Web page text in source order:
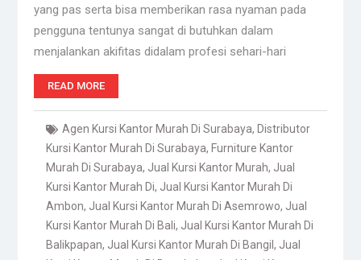
yang pas serta bisa memberikan rasa nyaman pada
pengguna tentunya sangat di butuhkan dalam
menjalankan akifitas didalam profesi sehari-hari
READ MORE
Agen Kursi Kantor Murah Di Surabaya, Distributor
Kursi Kantor Murah Di Surabaya, Furniture Kantor
Murah Di Surabaya, Jual Kursi Kantor Murah, Jual
Kursi Kantor Murah Di, Jual Kursi Kantor Murah Di
Ambon, Jual Kursi Kantor Murah Di Asemrowo, Jual
Kursi Kantor Murah Di Bali, Jual Kursi Kantor Murah Di
Balikpapan, Jual Kursi Kantor Murah Di Bangil , Jual